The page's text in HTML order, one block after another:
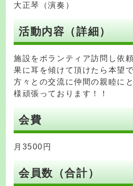
大正琴（演奏）
活動内容（詳細）
施設をボランティア訪問し依
果に耳を傾けて頂けたら本望
方々との交流に仲間の親睦に
様頑張っております！！
会費
月3500円
会員数（合計）